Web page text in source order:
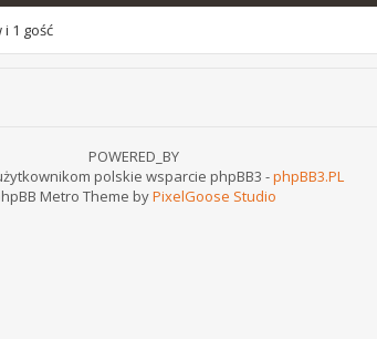
1 gość
POWERED_BY
polskie wsparcie phpBB3 -phpBB3.PL
Metro Theme byPixelGoose Studio